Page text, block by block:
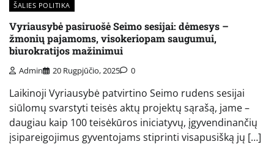
ŠALIES POLITIKA
Vyriausybė pasiruošė Seimo sesijai: dėmesys –
žmonių pajamoms, visokeriopam saugumui,
biurokratijos mažinimui
Admin 20 Rugpjūčio, 2025 0
Laikinoji Vyriausybė patvirtino Seimo rudens sesijai
siūlomų svarstyti teisės aktų projektų sąrašą, jame –
daugiau kaip 100 teisėkūros iniciatyvų, įgyvendinančių
įsipareigojimus gyventojams stiprinti visapusišką jų […]